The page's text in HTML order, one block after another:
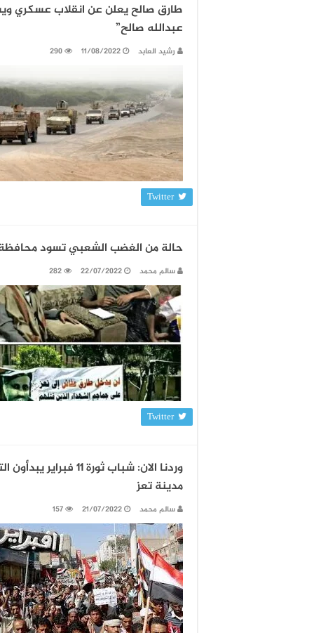
طارق صالح يعلن عن انقلاب عسكري
عبدالله صالح”
رشيد العابد 11/08/2022
290
Twitter
حالة من الغضب الشعبي تسود
سالم محمد 22/07/2022
282
Twitter
مدينة تعز
سالم محمد 21/07/2022
157